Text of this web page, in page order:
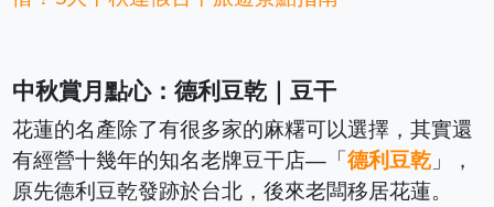
中秋賞月點心：德利豆乾｜豆干
花蓮的名產除了有很多家的麻糬可以選擇，其實還
有經營十幾年的知名老牌豆干店—「德利豆乾 」，
原先德利豆乾發跡於台北，後來老闆移居花蓮。